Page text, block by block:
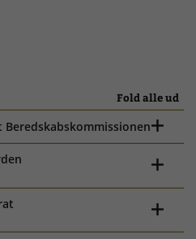
Fold alle ud
Beredskabskommissionen